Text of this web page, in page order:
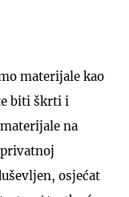
materijale kao
biti škrti i
na
osjećat